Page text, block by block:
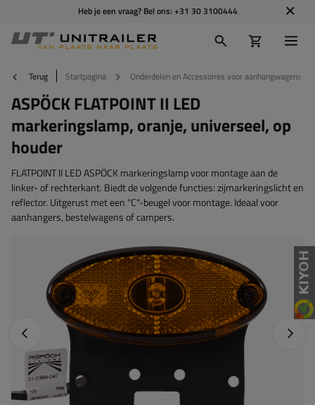
Heb je een vraag? Bel ons: +31 30 3100444
Terug Startpagina Onderdelen en Accessoires voor aanhangwagens
ASPÖCK FLATPOINT II LED
markeringslamp, oranje, universeel, op
houder
FLATPOINT II LED ASPÖCK markeringslamp voor montage aan de
linker- of rechterkant. Biedt de volgende functies: zijmarkeringslicht en
reflector. Uitgerust met een "C"-beugel voor montage. Ideaal voor
aanhangers, bestelwagens of campers.
Vorige foto